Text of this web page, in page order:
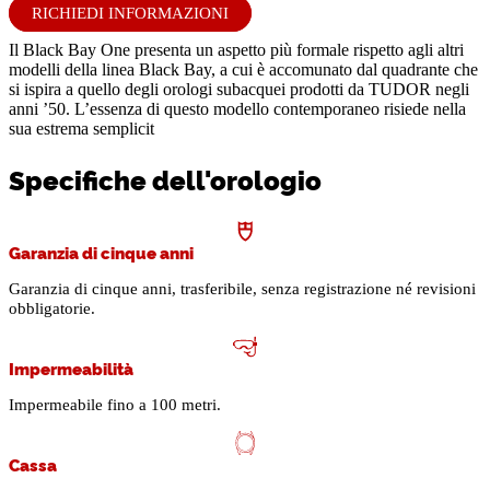
RICHIEDI INFORMAZIONI
Il Black Bay One presenta un aspetto più formale rispetto agli altri
modelli della linea Black Bay, a cui è accomunato dal quadrante che
si ispira a quello degli orologi subacquei prodotti da TUDOR negli
anni ’50. L’essenza di questo modello contemporaneo risiede nella
sua estrema semplicit
Specifiche dell'orologio
Garanzia di cinque anni
Garanzia di cinque anni, trasferibile, senza registrazione né revisioni
obbligatorie.
Impermeabilità
Impermeabile fino a 100 metri.
Cassa